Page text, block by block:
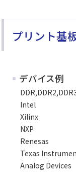
プリント基
デバイス例
Intel
Xilinx
NXP
Renesas
Texas
Analog Devices